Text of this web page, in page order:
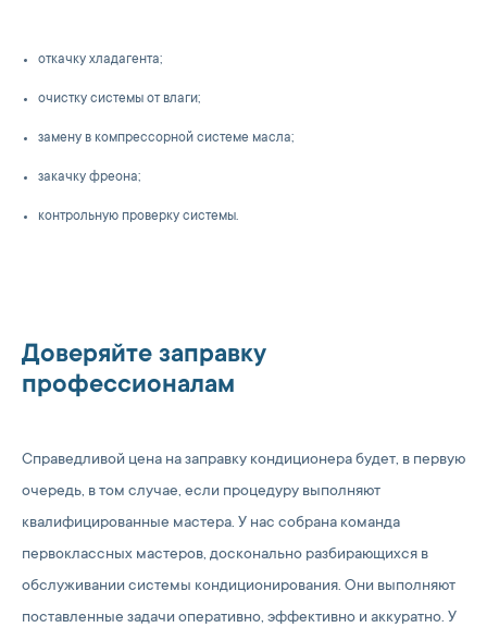
откачку хладагента;
очистку системы от влаги;
замену в компрессорной системе масла;
закачку фреона;
контрольную проверку системы.
Доверяйте заправку
профессионалам
Справедливой цена на заправку кондиционера будет, в первую
очередь, в том случае, если процедуру выполняют
квалифицированные мастера. У нас собрана команда
первоклассных мастеров, досконально разбирающихся в
обслуживании системы кондиционирования. Они выполняют
поставленные задачи оперативно, эффективно и аккуратно. У